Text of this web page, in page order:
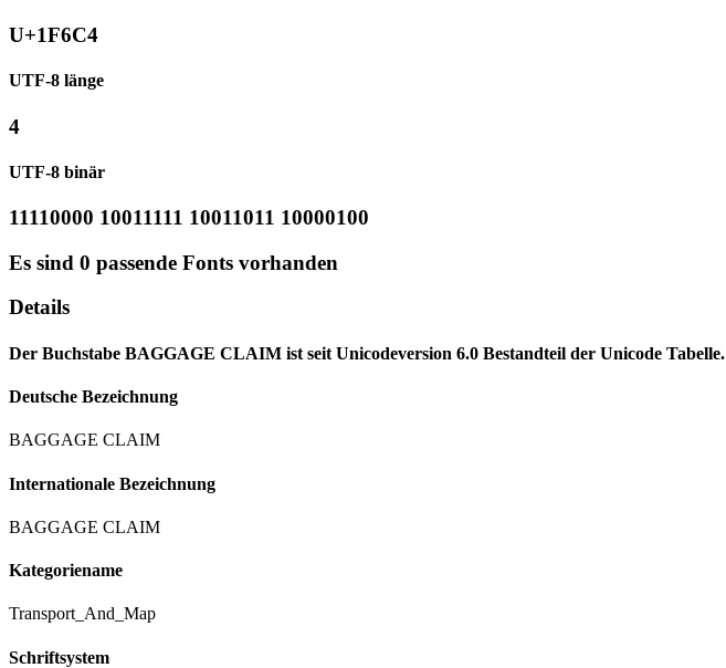
U+1F6C4
UTF-8 länge
4
UTF-8 binär
11110000 10011111 10011011 10000100
Es sind 0 passende Fonts vorhanden
Details
Der Buchstabe BAGGAGE CLAIM ist seit Unicodeversion 6.0 Bestandteil der Unicode Tabelle.
Deutsche Bezeichnung
BAGGAGE CLAIM
Internationale Bezeichnung
BAGGAGE CLAIM
Kategoriename
Transport_And_Map
Schriftsystem